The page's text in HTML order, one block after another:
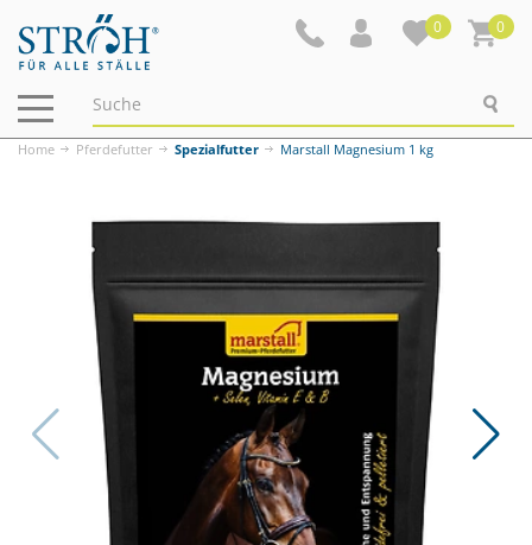
0 0
Navigation
ein-/ausblenden
Home Pferdefutter Spezialfutter Marstall Magnesium 1 kg